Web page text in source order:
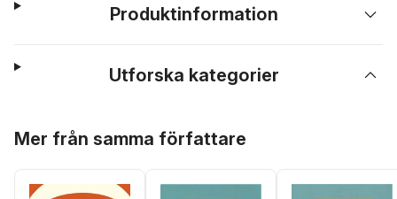
Produktinformation
Utforska kategorier
Mer från samma författare